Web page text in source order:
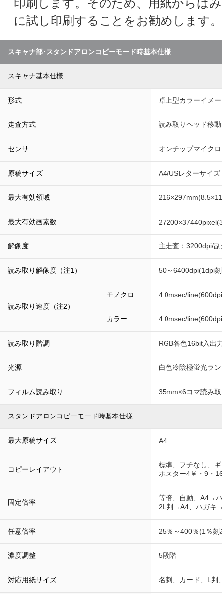
印刷します。そのため、用紙からは
に試し印刷することをお勧めします。
スキャナ部･スタンドアロンコピーモード時基本仕様
スキャナ基本仕様
形式 卓上型カラーイメ
走査方式 読み取りヘッド移
センサ オンチップマイク
原稿サイズ A4/USレターサイズ
最大有効領域
最大有効画素数
解像度 主走査：3200dpi/
読み取り解像度（注1） 50～6400dpi(1dpi
読み取り速度（注2）
モノクロ 4.0msec/
カラー 4.0msec/
読み取り階調 RGB各色16bit入出
光源 白色冷陰極蛍光ラ
フィルム読み取り 35mm×6コマ読み
スタンドアロンコピーモード時基本仕様
最大原稿サイズ A4
コピーレイアウト
標準、フチなし、
ポスター4￥・9・
固定倍率
等倍、自動、A4→
2L判→A4、ハガキ
任意倍率 25％～400％(1％刻
濃度調整 5段階
対応用紙サイズ 名刺、カード、L判